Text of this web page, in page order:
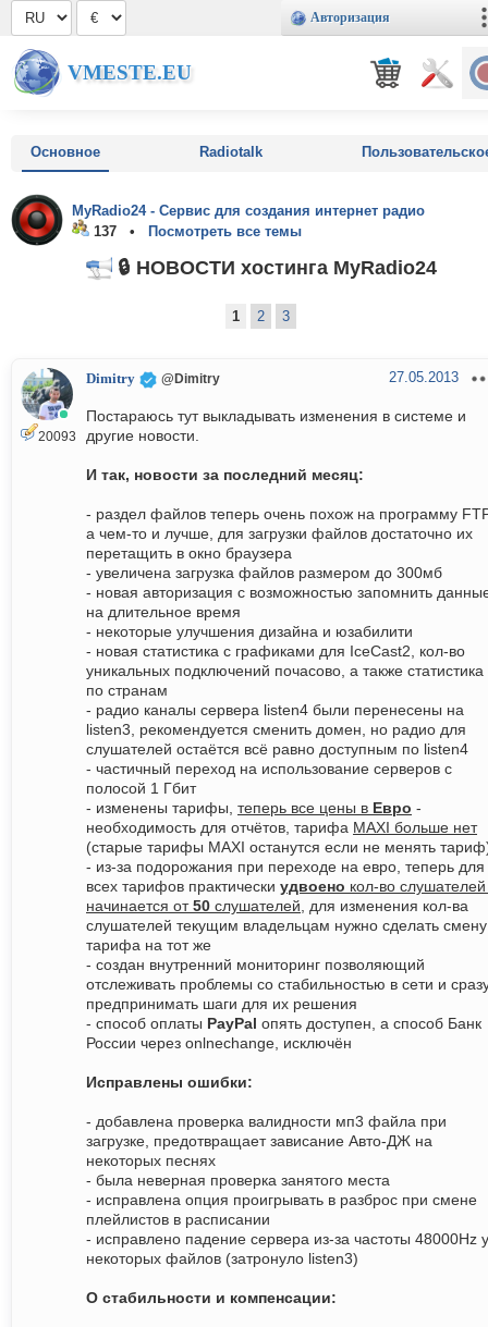
Авторизация
VMESTE.EU
Основное Radiotalk
MyRadio24 - Сервис для создания интернет радио
137 •
Посмотреть все темы
🔒 НОВОСТИ хостинга MyRadio24
1 2 3
20093
Dimitry @Dimitry 27.05.2013
Постараюсь тут выкладывать изменения в системе и
другие новости.
И так, новости за последний месяц:
- раздел файлов теперь очень похож на программу
а чем-то и лучше, для загрузки файлов достаточно их
перетащить в окно браузера
- увеличена загрузка файлов размером до 300мб
- новая авторизация с возможностью запомнить
на длительное время
- некоторые улучшения дизайна и юзабилити
- новая статистика с графиками для IceCast2, кол-во
уникальных подключений почасово, а также статистика
по странам
- радио каналы сервера listen4 были перенесены на
listen3, рекомендуется сменить домен, но радио для
слушателей остаётся всё равно доступным по listen4
- частичный переход на использование серверов с
полосой 1 Гбит
- изменены тарифы, теперь все цены в Евро -
необходимость для отчётов, тарифа MAXI больше нет
(старые тарифы MAXI останутся если не менять
- из-за подорожания при переходе на евро, теперь для
всех тарифов практически удвоено кол-во
начинается от50 слушателей , для изменения кол-ва
слушателей текущим владельцам нужно сделать смену
тарифа на тот же
- создан внутренний мониторинг позволяющий
отслеживать проблемы со стабильностью в сети и
предпринимать шаги для их решения
- способ оплаты PayPal опять доступен, а способ Банк
России через onlnechange, исключён
Исправлены ошибки:
- добавлена проверка валидности мп3 файла при
загрузке, предотвращает зависание Авто-ДЖ на
некоторых песнях
- была неверная проверка занятого места
- исправлена опция проигрывать в разброс при смене
плейлистов в расписании
- исправлено падение сервера из-за частоты 48000Hz у
некоторых файлов (затронуло listen3)
О стабильности и компенсации: